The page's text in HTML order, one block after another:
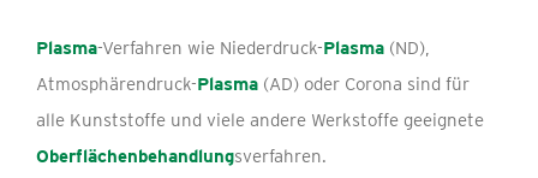
Plasma-Verfahren wie Niederdruck-Plasma (ND),
Atmosphärendruck-Plasma (AD) oder Corona sind für
alle Kunststoffe und viele andere Werkstoffe geeignete
Oberflächenbehandlungsverfahren.